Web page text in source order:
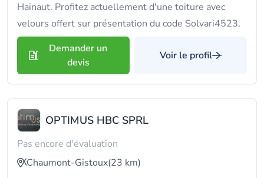
Hainaut. Profitez actuellement d'une toiture avec
velours offert sur présentation du code Solvari4523.
Demander un
devis
Voir le profil
OPTIMUS HBC SPRL
Pas encore d'évaluation
Chaumont-Gistoux(23 km)